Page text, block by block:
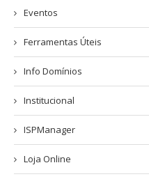
Eventos
Ferramentas Úteis
Info Domínios
Institucional
ISPManager
Loja Online